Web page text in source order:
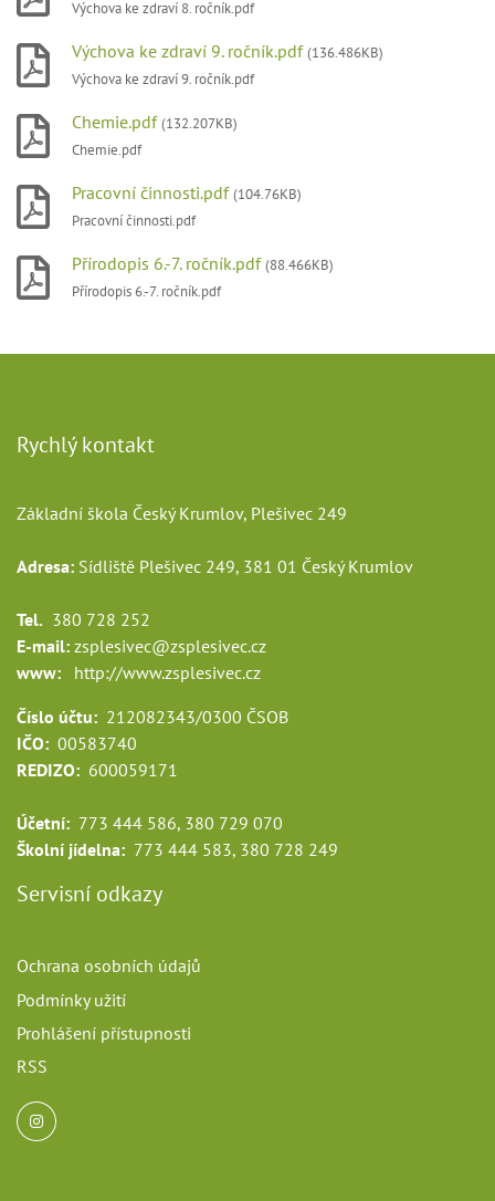
Výchova ke zdraví 8. ročník.pdf
Výchova ke zdraví 9. ročník.pdf (136.486KB)
Výchova ke zdraví 9. ročník.pdf
Chemie.pdf (132.207KB)
Chemie.pdf
Pracovní činnosti.pdf (104.76KB)
Pracovní činnosti.pdf
Přírodopis 6.-7. ročník.pdf (88.466KB)
Přírodopis 6.-7. ročník.pdf
Rychlý kontakt
Základní škola Český Krumlov, Plešivec 249
Adresa: Sídliště Plešivec 249, 381 01 Český Krumlov
Tel. 380 728 252
E-mail: zsplesivec@zsplesivec.cz
www: http://www.zsplesivec.cz
Číslo účtu: 212082343/0300 ČSOB
IČO: 00583740
REDIZO: 600059171
Účetní: 773 444 586, 380 729 070
Školní jídelna: 773 444 583, 380 728 249
Servisní odkazy
Ochrana osobních údajů
Podmínky užití
Prohlášení přístupnosti
RSS